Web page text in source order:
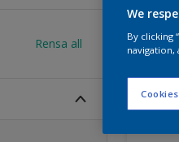
Rensa all
We
By clicking
navigation,